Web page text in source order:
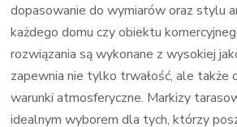
dopasowanie do wymiarów oraz stylu
każdego domu czy obiektu
rozwiązania są wykonane z wysokiej
zapewnia nie tylko trwałość, ale także
warunki atmosferyczne. Markizy
idealnym wyborem dla tych, którzy